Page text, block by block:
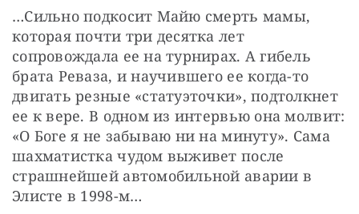
…Сильно подкосит Майю смерть мамы,
которая почти три десятка лет
сопровождала ее на турнирах. А гибель
брата Реваза, и научившего ее когда-то
двигать резные «статуэточки», подтолкнет
ее к вере. В одном из интервью она молвит:
«О Боге я не забываю ни на минуту». Сама
шахматистка чудом выживет после
страшнейшей автомобильной аварии в
Элисте в 1998-м…